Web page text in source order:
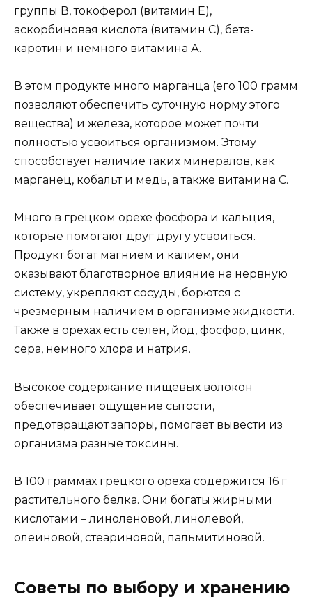
группы В, токоферол (витамин Е),
аскорбиновая кислота (витамин С), бета-
каротин и немного витамина А.
В этом продукте много марганца (его 100 грамм
позволяют обеспечить суточную норму этого
вещества) и железа, которое может почти
полностью усвоиться организмом. Этому
способствует наличие таких минералов, как
марганец, кобальт и медь, а также витамина С.
Много в грецком орехе фосфора и кальция,
которые помогают друг другу усвоиться.
Продукт богат магнием и калием, они
оказывают благотворное влияние на нервную
систему, укрепляют сосуды, борются с
чрезмерным наличием в организме жидкости.
Также в орехах есть селен, йод, фосфор, цинк,
сера, немного хлора и натрия.
Высокое содержание пищевых волокон
обеспечивает ощущение сытости,
предотвращают запоры, помогает вывести из
организма разные токсины.
В 100 граммах грецкого ореха содержится 16 г
растительного белка. Они богаты жирными
кислотами – линоленовой, линолевой,
олеиновой, стеариновой, пальмитиновой.
Советы по выбору и хранению